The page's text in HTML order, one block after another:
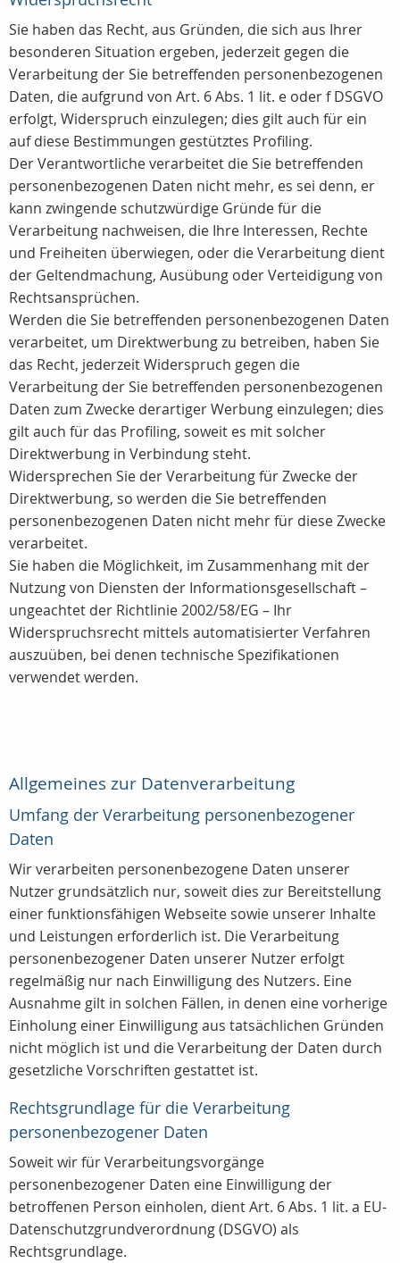
Sie haben das Recht, aus Gründen, die sich aus Ihrer
besonderen Situation ergeben, jederzeit gegen die
Verarbeitung der Sie betreffenden personenbezogenen
Daten, die aufgrund von Art. 6 Abs. 1 lit. e oder f DSGVO
erfolgt, Widerspruch einzulegen; dies gilt auch für ein
auf diese Bestimmungen gestütztes Profiling.
Der Verantwortliche verarbeitet die Sie betreffenden
personenbezogenen Daten nicht mehr, es sei denn, er
kann zwingende schutzwürdige Gründe für die
Verarbeitung nachweisen, die Ihre Interessen, Rechte
und Freiheiten überwiegen, oder die Verarbeitung dient
der Geltendmachung, Ausübung oder Verteidigung von
Rechtsansprüchen.
Werden die Sie betreffenden personenbezogenen Daten
verarbeitet, um Direktwerbung zu betreiben, haben Sie
das Recht, jederzeit Widerspruch gegen die
Verarbeitung der Sie betreffenden personenbezogenen
Daten zum Zwecke derartiger Werbung einzulegen; dies
gilt auch für das Profiling, soweit es mit solcher
Direktwerbung in Verbindung steht.
Widersprechen Sie der Verarbeitung für Zwecke der
Direktwerbung, so werden die Sie betreffenden
personenbezogenen Daten nicht mehr für diese Zwecke
verarbeitet.
Sie haben die Möglichkeit, im Zusammenhang mit der
Nutzung von Diensten der Informationsgesellschaft –
ungeachtet der Richtlinie 2002/58/EG – Ihr
Widerspruchsrecht mittels automatisierter Verfahren
auszuüben, bei denen technische Spezifikationen
verwendet werden.
Allgemeines zur Datenverarbeitung
Umfang der Verarbeitung personenbezogener
Daten
Wir verarbeiten personenbezogene Daten unserer
Nutzer grundsätzlich nur, soweit dies zur Bereitstellung
einer funktionsfähigen Webseite sowie unserer Inhalte
und Leistungen erforderlich ist. Die Verarbeitung
personenbezogener Daten unserer Nutzer erfolgt
regelmäßig nur nach Einwilligung des Nutzers. Eine
Ausnahme gilt in solchen Fällen, in denen eine vorherige
Einholung einer Einwilligung aus tatsächlichen Gründen
nicht möglich ist und die Verarbeitung der Daten durch
gesetzliche Vorschriften gestattet ist.
Rechtsgrundlage für die Verarbeitung
personenbezogener Daten
Soweit wir für Verarbeitungsvorgänge
personenbezogener Daten eine Einwilligung der
betroffenen Person einholen, dient Art. 6 Abs. 1 lit. a EU-
Datenschutzgrundverordnung (DSGVO) als
Rechtsgrundlage.